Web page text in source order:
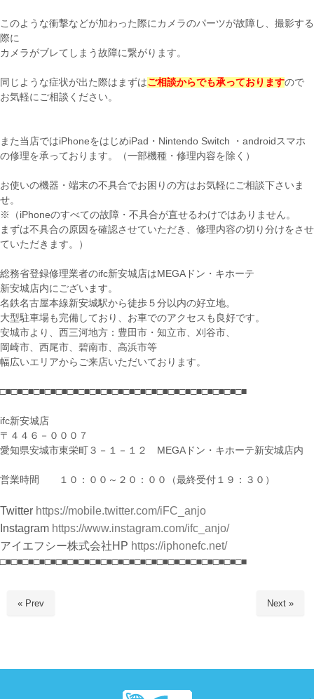
このような衝撃などが加わった際にカメラのパーツが故障し、撮影する
際に
カメラがブレてしまう故障に繋がります。
同じような症状が出た際はまずはご相談からでも承っておりますので
お気軽にご相談ください。
また当店ではiPhoneをはじめiPad・Nintendo Switch ・androidスマホ
の修理を承っております。（一部機種・修理内容を除く）
お使いの機器・端末の不具合でお困りの方はお気軽にご相談下さいま
せ。
※（iPhoneのすべての故障・不具合が直せるわけではありません。
まずは不具合の原因を確認させていただき、修理内容の切り分けをさせ
ていただきます。）
総務省登録修理業者のifc新安城店はMEGAドン・キホーテ
新安城店内にございます。
名鉄名古屋本線新安城駅から徒歩５分以内の好立地。
大型駐車場も完備しており、お車でのアクセスも良好です。
安城市より、西三河地方：豊田市・知立市、刈谷市、
岡崎市、西尾市、碧南市、高浜市等
幅広いエリアからご来店いただいております。
□■□■□■□■□■□■□■□■□■□■□■□■□■□■□■□■□■□■□■□■□■□■
ifc新安城店
〒４４６－０００７
愛知県安城市東栄町３－１－１２ MEGAドン・キホーテ新安城店内
営業時間 １０：００～２０：００（最終受付１９：３０）
Twitter https://mobile.twitter.com/iFC_anjo
Instagram https://www.instagram.com/ifc_anjo/
アイエフシー株式会社HP https://iphonefc.net/
□■□■□■□■□■□■□■□■□■□■□■□■□■□■□■□■□■□■□■□■□■□■
« Prev Next »